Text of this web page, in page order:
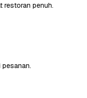
restoran penuh.